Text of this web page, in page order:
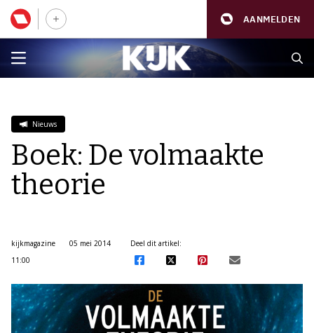
AANMELDEN
Nieuws
Boek: De volmaakte
theorie
kijkmagazine
05 mei 2014
11:00
Deel dit artikel: